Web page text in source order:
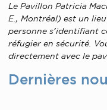
Le Pavillon Patricia
E., Montréal) est un
personne s’identifiant
réfugier en sécurité.
directement avec le
Dernières